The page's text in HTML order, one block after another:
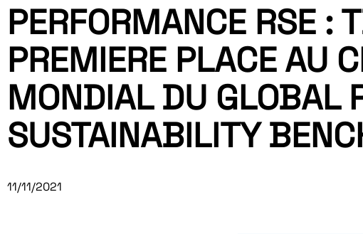
PERFORMANCE RSE :
PREMIERE PLACE AU
MONDIAL DU GLOBAL
SUSTAINABILITY
11/11/2021